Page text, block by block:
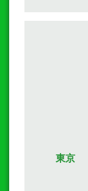
東京